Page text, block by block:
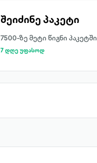
შეიძინე პაკეტი
7500-ზე მეტი წიგნი პაკეტში
7 დღე უფასოდ